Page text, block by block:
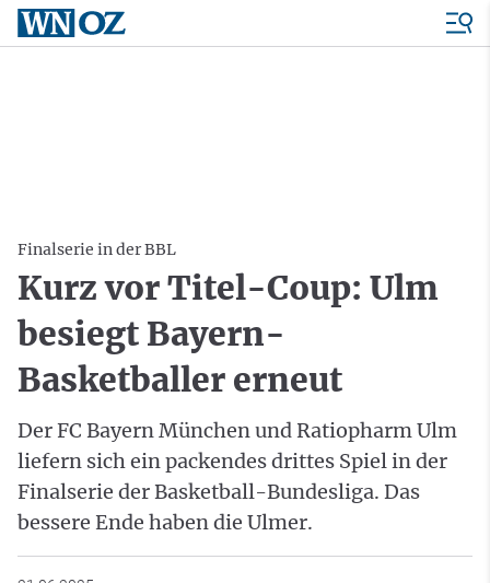
Finalserie in der BBL
Kurz vor Titel-Coup: Ulm
besiegt Bayern-
Basketballer erneut
Der FC Bayern München und Ratiopharm Ulm
liefern sich ein packendes drittes Spiel in der
Finalserie der Basketball-Bundesliga. Das
bessere Ende haben die Ulmer.